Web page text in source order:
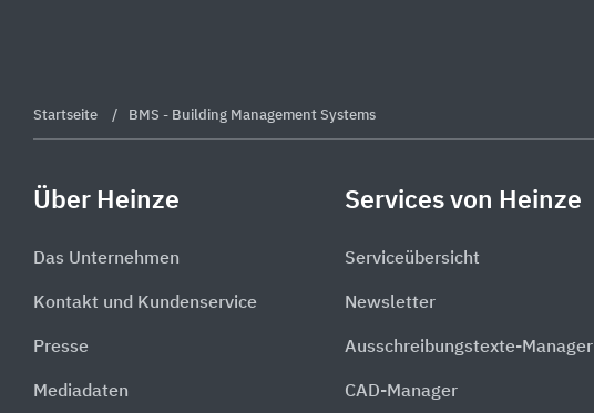
Startseite BMS - Building Management Systems
Über Heinze
Das Unternehmen
Kontakt und Kundenservice
Presse
Mediadaten
Services von Heinze
Serviceübersicht
Newsletter
Ausschreibungstexte-Manager
CAD-Manager